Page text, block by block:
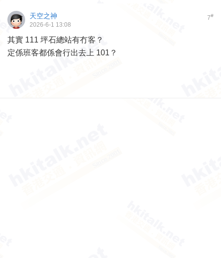
7#
天空之神
2026-6-1 13:08
其實 111 坪石總站有冇客？
定係班客都係會行出去上 101？